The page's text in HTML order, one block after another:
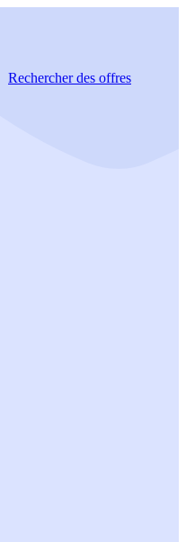
Rechercherdes offres